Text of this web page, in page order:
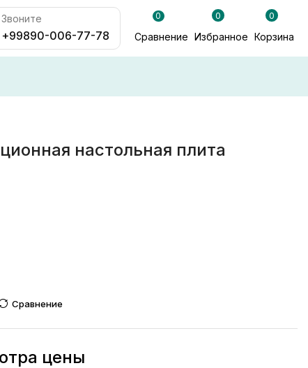
Звоните
+99890-006-77-78
0
Сравнение
0
Избранное
0
Корзина
настольная плита
Сравнение
цены